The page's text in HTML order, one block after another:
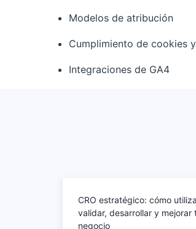
Modelos de atribución
Cumplimiento de cookies
Integraciones de GA4
CRO estratégico: cómo
validar, desarrollar y mejorar
negocio